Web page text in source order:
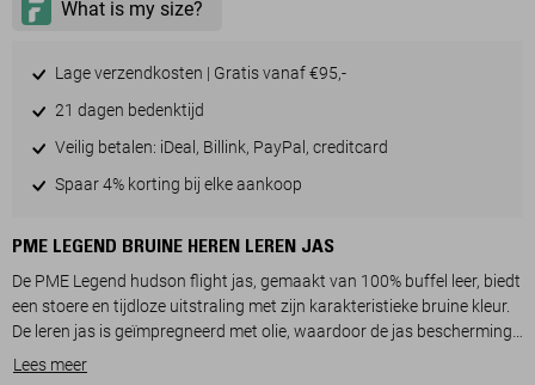
Lage verzendkosten | Gratis vanaf €95,-
21 dagen bedenktijd
Veilig betalen: iDeal, Billink, PayPal, creditcard
Spaar 4% korting bij elke aankoop
PME LEGEND BRUINE HEREN LEREN JAS
De PME Legend hudson flight jas, gemaakt van 100% buffel leer, biedt
een stoere en tijdloze uitstraling met zijn karakteristieke bruine kleur.
De leren jas is geïmpregneerd met olie, waardoor de jas bescherming
bied tijdens allerlei weersomstandigheden. Deze jas heeft een regular
Lees meer